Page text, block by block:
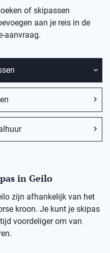
of skipassen
aan je reis in de
aanvraag.
in Geilo
zijn afhankelijk van het
kroon. Je kunt je skipas
voordeliger om van